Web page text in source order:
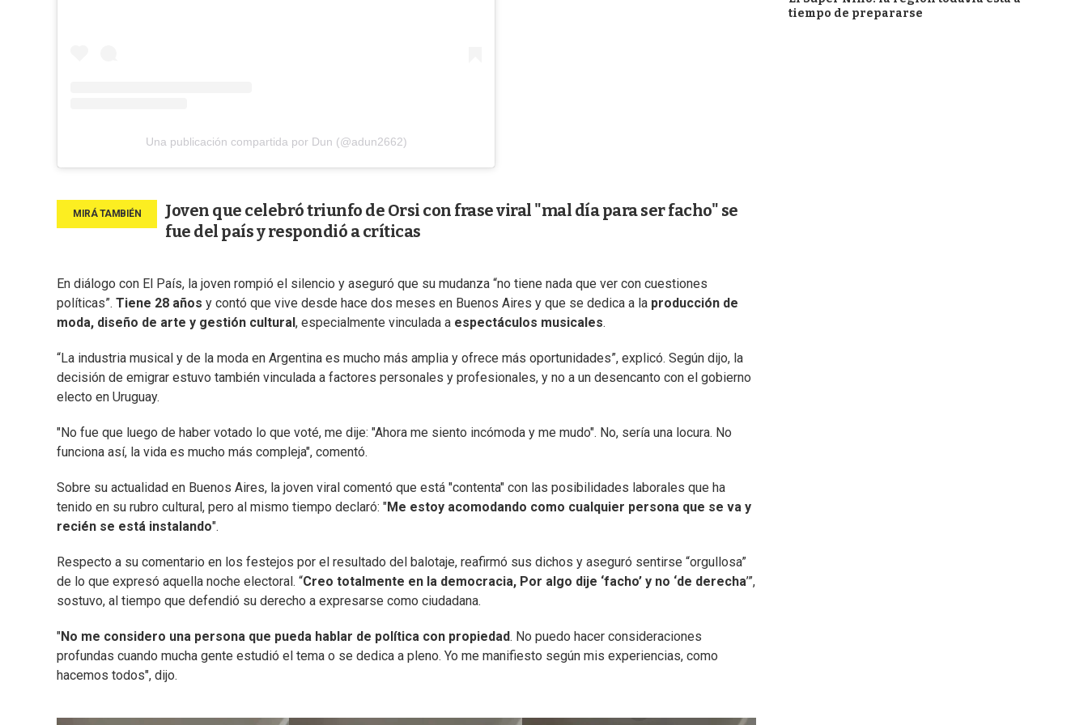
Una publicación compartida por Dun (@adun2662)
Joven que celebró triunfo de Orsi con frase viral "mal día para ser facho" se
fue del país y respondió a críticas
En diálogo con El País, la joven rompió el silencio y aseguró que su mudanza “no tiene nada que ver con cuestiones
políticas”. Tiene 28 años y contó que vive desde hace dos meses en Buenos Aires y que se dedica a la producción de
moda, diseño de arte y gestión cultural, especialmente vinculada a espectáculos musicales.
“La industria musical y de la moda en Argentina es mucho más amplia y ofrece más oportunidades”, explicó. Según dijo, la
decisión de emigrar estuvo también vinculada a factores personales y profesionales, y no a un desencanto con el gobierno
electo en Uruguay.
"No fue que luego de haber votado lo que voté, me dije: "Ahora me siento incómoda y me mudo". No, sería una locura. No
funciona así, la vida es mucho más compleja", comentó.
Sobre su actualidad en Buenos Aires, la joven viral comentó que está "contenta" con las posibilidades laborales que ha
tenido en su rubro cultural, pero al mismo tiempo declaró: "Me estoy acomodando como cualquier persona que se va y
recién se está instalando".
Respecto a su comentario en los festejos por el resultado del balotaje, reafirmó sus dichos y aseguró sentirse “orgullosa”
de lo que expresó aquella noche electoral. “Creo totalmente en la democracia, Por algo dije ‘facho’ y no ‘de derecha’”,
sostuvo, al tiempo que defendió su derecho a expresarse como ciudadana.
"No me considero una persona que pueda hablar de política con propiedad. No puedo hacer consideraciones
profundas cuando mucha gente estudió el tema o se dedica a pleno. Yo me manifiesto según mis experiencias, como
hacemos todos", dijo.
tiempo de prepararse